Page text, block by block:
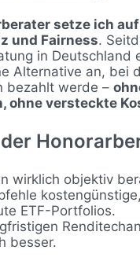
setze ich auf
und Fairness.
in Deutschland
Alternative an, bei
bezahlt werde –
ohne versteckte
wirklich objektiv
ETF-Portfolios.
besser.